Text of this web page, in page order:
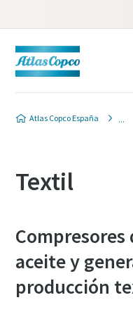
Atlas Copco España
Textil
Compresores
aceite y
producción